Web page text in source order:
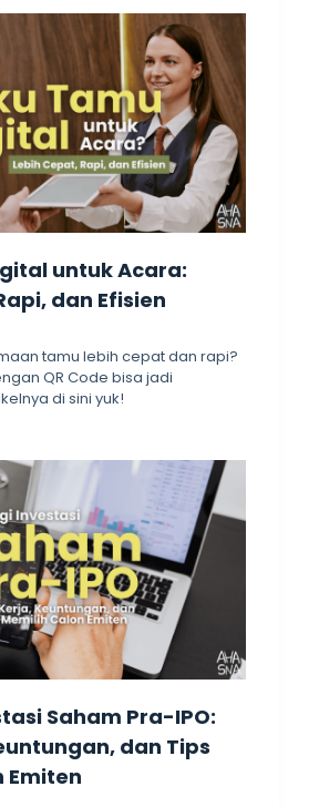
untuk Acara:
dan Efisien
tamu lebih cepat dan rapi?
QR Code bisa jadi
di sini yuk!
Saham Pra-IPO:
dan Tips
Emiten